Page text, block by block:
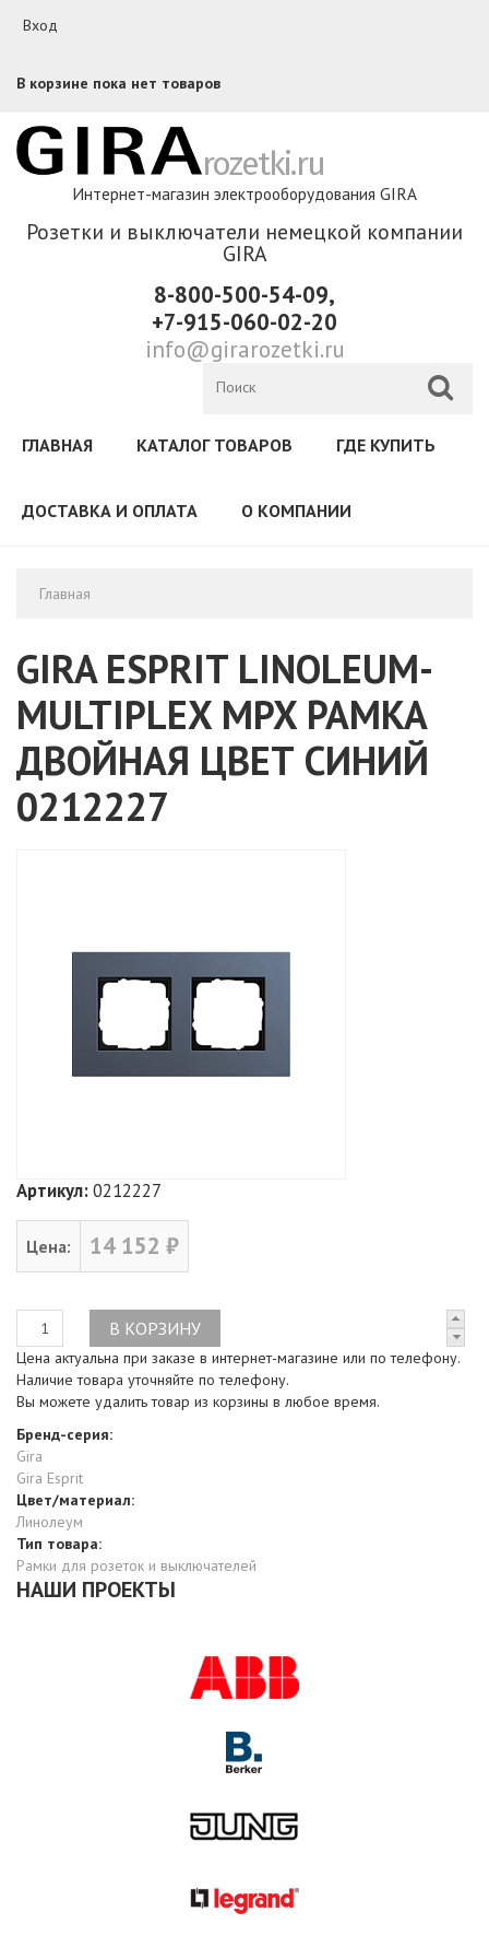
Вход
В корзине пока нет товаров
rozetki.ru
Интернет-магазин электрооборудования GIRA
Розетки и выключатели немецкой компании
GIRA
8-800-500-54-09,
+7-915-060-02-20
info@girarozetki.ru
ГЛАВНАЯ КАТАЛОГ ТОВАРОВ ГДЕ КУПИТЬ
ДОСТАВКА И ОПЛАТА О КОМПАНИИ
Главная
GIRA ESPRIT LINOLEUM-
MULTIPLEX MPX РАМКА
ДВОЙНАЯ ЦВЕТ СИНИЙ
0212227
Артикул:0212227
Цена: 14 152 ₽
Цена актуальна при заказе в интернет-магазине или по телефону.
Наличие товара уточняйте по телефону.
Вы можете удалить товар из корзины в любое время.
Бренд-серия:
Gira
Gira Esprit
Цвет/материал:
Линолеум
Тип товара:
Рамки для розеток и выключателей
НАШИ ПРОЕКТЫ